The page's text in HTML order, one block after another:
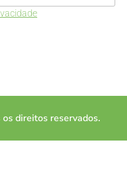
direitos reservados.